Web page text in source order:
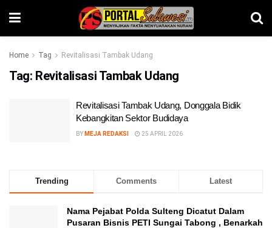
Home Tag Revitalisasi Tambak Udang
Tag: Revitalisasi Tambak Udang
Revitalisasi Tambak Udang, Donggala Bidik
Kebangkitan Sektor Budidaya
BY MEJA REDAKSI 25 APRIL 2026
Trending Comments Latest
Nama Pejabat Polda Sulteng Dicatut Dalam
Pusaran Bisnis PETI Sungai Tabong , Benarkah